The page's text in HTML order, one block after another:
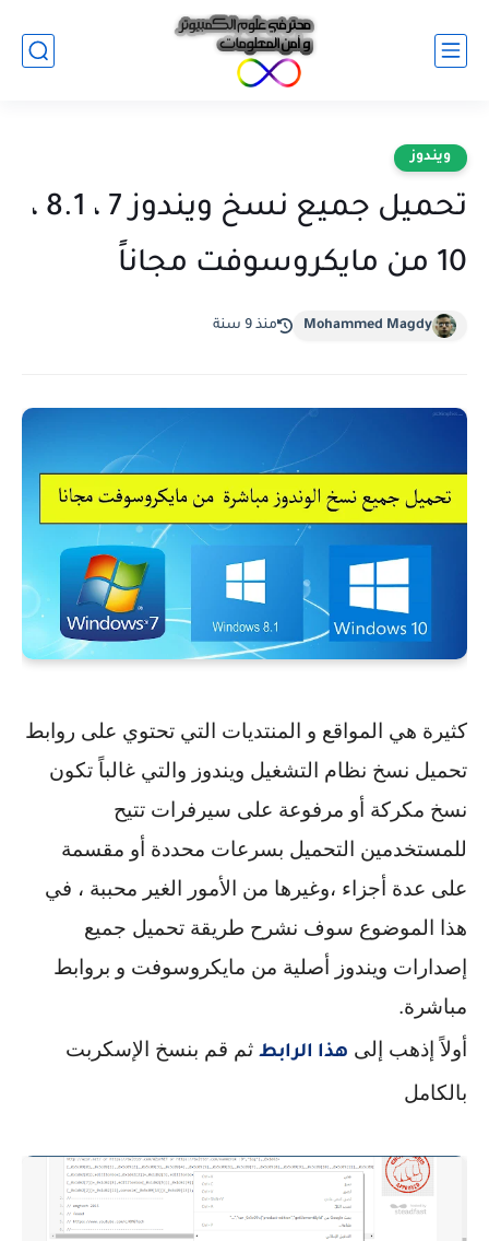
ويندوز
تحميل جميع نسخ ويندوز 7 ، 8.1 ،
10 من مايكروسوفت مجاناً
Mohammed Magdy منذ 9 سنة
كثيرة هي المواقع و المنتديات التي تحتوي على روابط
تحميل نسخ نظام التشغيل ويندوز والتي غالباً تكون
نسخ مكركة أو مرفوعة على سيرفرات تتيح
للمستخدمين التحميل بسرعات محددة أو مقسمة
على عدة أجزاء ،وغيرها من الأمور الغير محببة ، في
هذا الموضوع سوف نشرح طريقة تحميل جميع
إصدارات ويندوز أصلية من مايكروسوفت و بروابط
مباشرة.
أولاً إذهب إلى هذا الرابط ثم قم بنسخ الإسكربت
بالكامل